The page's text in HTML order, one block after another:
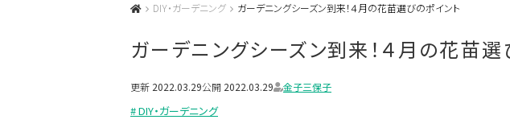
DIY・ガーデニング ガーデニングシーズン到来！４月の花苗選びのポイント
ガーデニングシーズン到来！４月の花苗選
更新 2022.03.29公開 2022.03.29 金子三保子
# DIY・ガーデニング